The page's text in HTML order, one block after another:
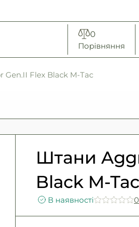
0
Порівняння
Gen.II Flex Black M-Tac
Штани
Black M-
В наявності